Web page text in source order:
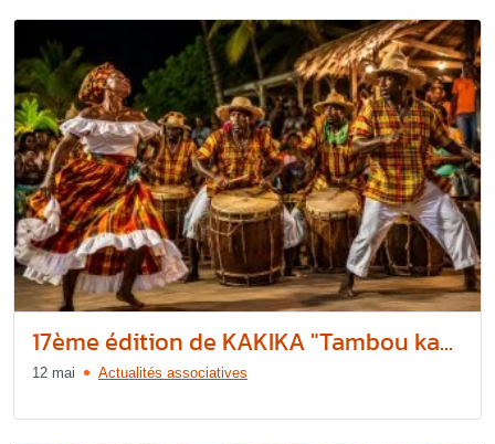
17ème édition de KAKIKA "Tambou ka...
12 mai Actualités associatives